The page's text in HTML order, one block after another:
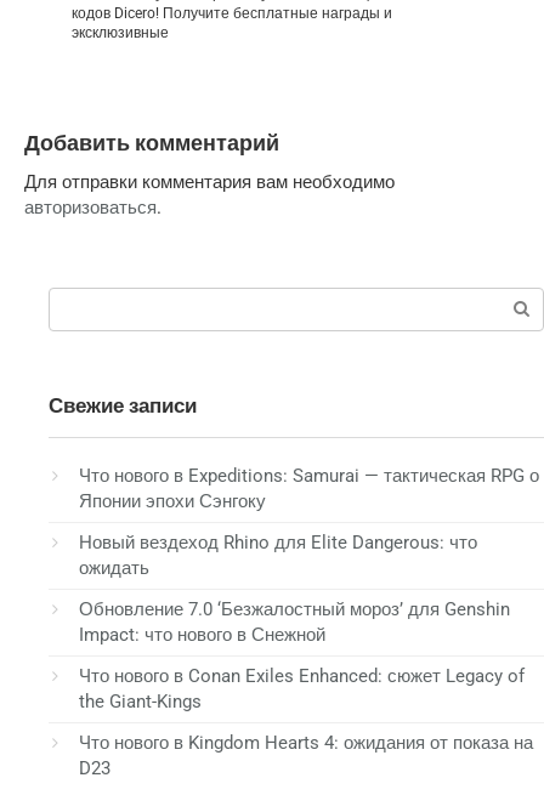
вкладку «Категории»
вправо
[Меню] Прокрутите
вниз
Page
Down
Переключить
катсцену
[Меню] Подарить
Диане
W
Дианой + Y/
[Меню] Поговорите с
Взаимодействовать
Квадрат
[Меню] Играйте с
Дианой
с Дианой + A/Кросс
[Меню]
Переключить меню
кодов Dicero! Получите бесплатные награды и
эксклюзивные
Добавить комментарий
Для отправки комментария вам необходимо
авторизоваться.
Поиск:
Свежие записи
Что нового в Expeditions: Samurai — тактическая RPG о
Японии эпохи Сэнгоку
Новый вездеход Rhino для Elite Dangerous: что
ожидать
Обновление 7.0 ‘Безжалостный мороз’ для Genshin
Impact: что нового в Снежной
Что нового в Conan Exiles Enhanced: сюжет Legacy of
the Giant-Kings
Что нового в Kingdom Hearts 4: ожидания от показа на
D23